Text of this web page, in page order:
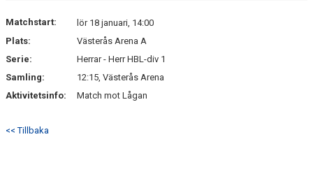
KALENDER
KONTAKT
Matchstart:
lör 18 januari, 14:00
Plats:
Västerås Arena A
Serie:
Herrar - Herr HBL-div 1
Samling:
12:15, Västerås Arena
Aktivitetsinfo:
Match mot Lågan
<< Tillbaka